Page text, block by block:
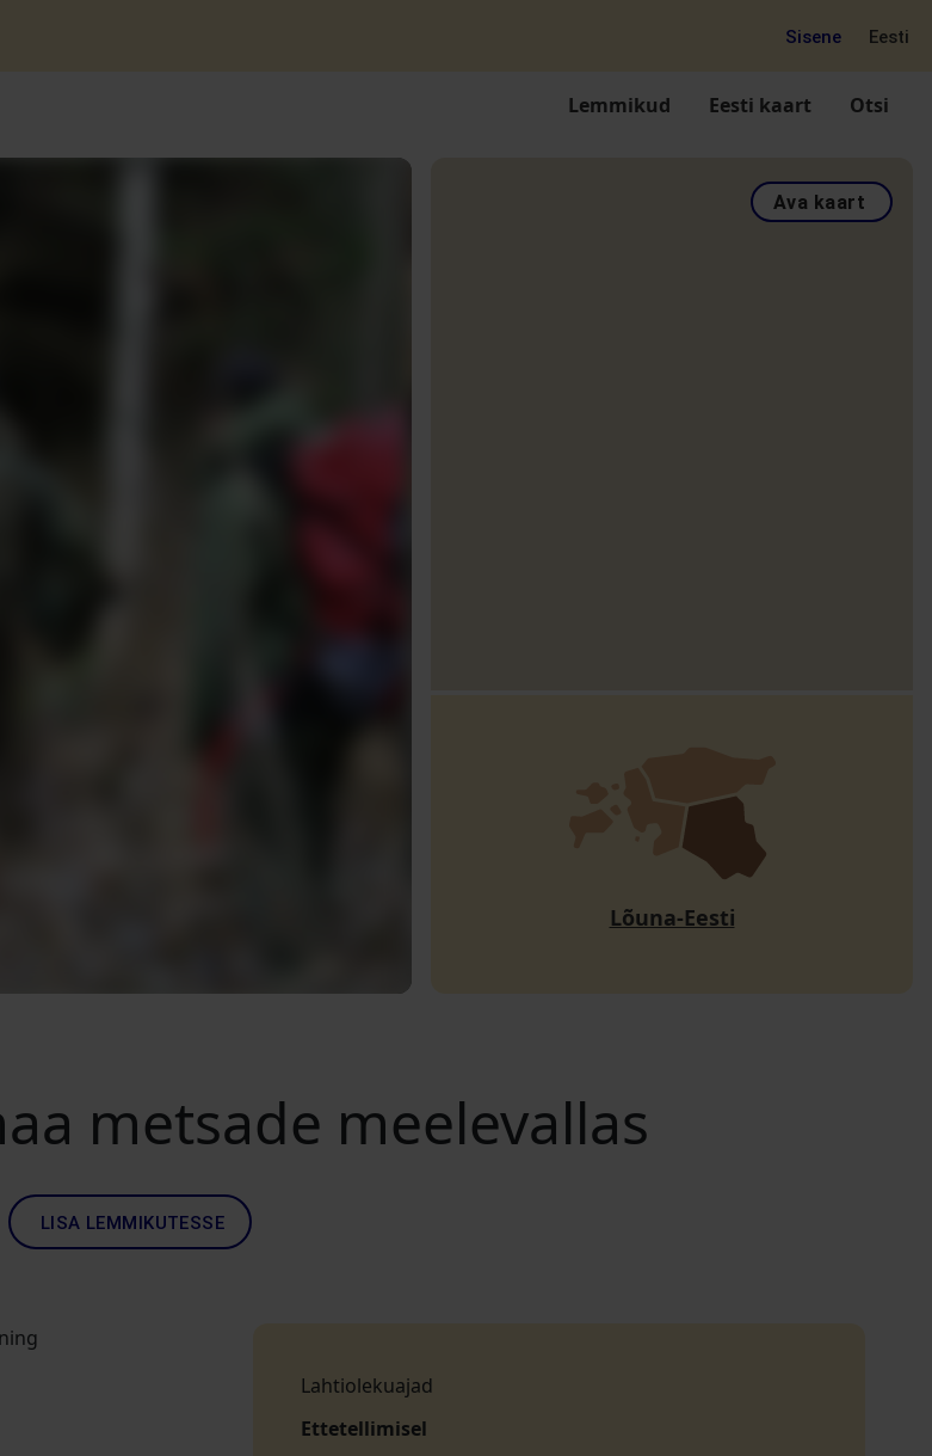
Sisene Eesti
Lemmikud Eesti kaart Otsi
Ava kaart
Lõuna-Eesti
metsade meelevallas
LISA LEMMIKUTESSE
Lahtiolekuajad
Ettetellimisel